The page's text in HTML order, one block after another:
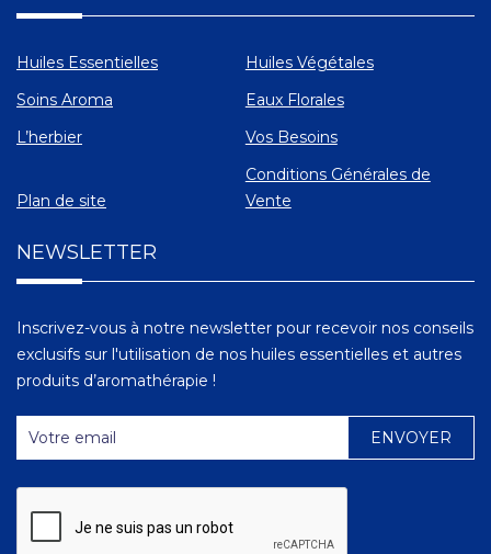
Huiles Essentielles
Huiles Végétales
Soins Aroma
Eaux Florales
L’herbier
Vos Besoins
Plan de site
Conditions Générales de
Vente
NEWSLETTER
Inscrivez-vous à notre newsletter pour recevoir nos conseils
exclusifs sur l'utilisation de nos huiles essentielles et autres
produits d’aromathérapie !